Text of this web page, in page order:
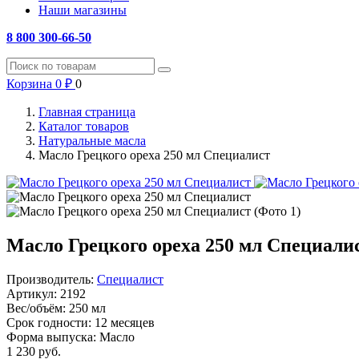
Наши магазины
8 800 300-66-50
Корзина 0 ₽ 0
Главная страница
Каталог товаров
Натуральные масла
Масло Грецкого ореха 250 мл Специалист
Масло Грецкого ореха 250 мл
Производитель: Специалист
Артикул: 2192
Вес/объём: 250 мл
Срок годности: 12 месяцев
Форма выпуска: Масло
1 230 руб.